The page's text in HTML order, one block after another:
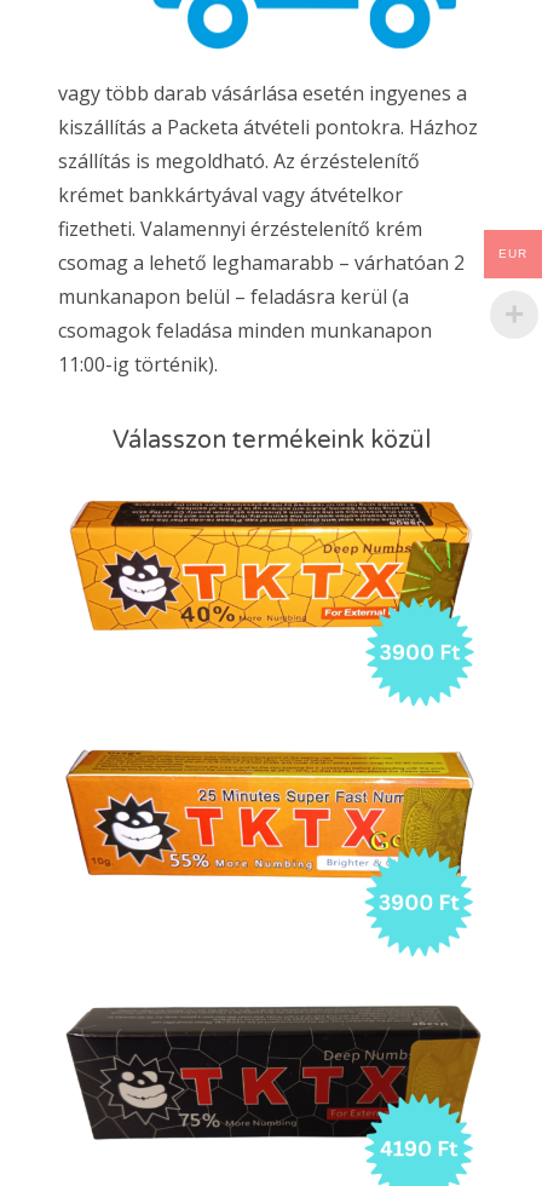
vagy több darab vásárlása esetén ingyenes a
kiszállítás a Packeta átvételi pontokra. Házhoz
szállítás is megoldható. Az érzéstelenítő
krémet bankkártyával vagy átvételkor
fizetheti. Valamennyi érzéstelenítő krém
csomag a lehető leghamarabb – várhatóan 2
munkanapon belül – feladásra kerül (a
csomagok feladása minden munkanapon
11:00-ig történik).
Válasszon termékeink közül
EUR